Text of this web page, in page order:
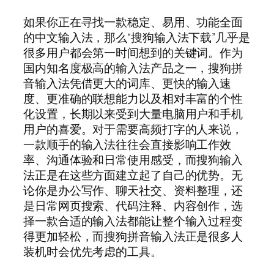
如果你正在寻找一款稳定、易用、功能全面
的中文输入法，那么“搜狗输入法下载”几乎是
很多用户都会第一时间想到的关键词。作为
国内知名度极高的输入法产品之一，搜狗拼
音输入法凭借更大的词库、更快的输入速
度、更准确的联想能力以及相对丰富的个性
化设置，长期以来受到大量电脑用户和手机
用户的喜爱。对于需要高频打字的人来说，
一款顺手的输入法往往会直接影响工作效
率、沟通体验和日常使用感受，而搜狗输入
法正是在这些方面建立起了自己的优势。无
论你是办公写作、聊天社交、资料整理，还
是日常网页搜索、代码注释、内容创作，选
择一款合适的输入法都能让整个输入过程变
得更加轻松，而搜狗拼音输入法正是很多人
装机时会优先考虑的工具。